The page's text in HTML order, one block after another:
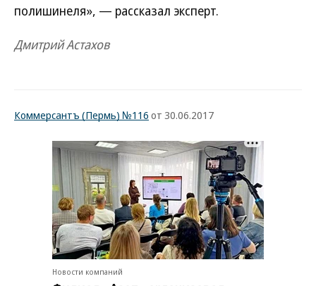
полишинеля», — рассказал эксперт.
Дмитрий Астахов
Коммерсантъ (Пермь) №116 от 30.06.2017
Новости компаний